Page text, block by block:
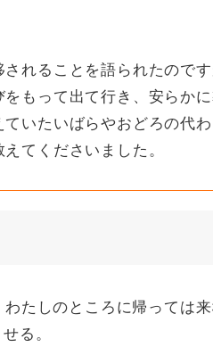
れることを語られたので
もって出て行き、安らか
いたいばらやおどろの代わ
てくださいました。
たしのところに帰っては
る。